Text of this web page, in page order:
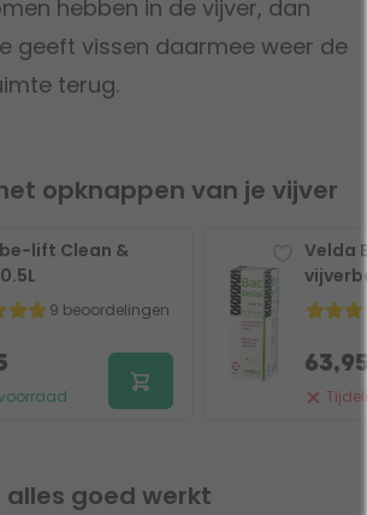
hebben in de vijver, dan
geeft vissen daarmee weer de
terug.
opknappen van je vijver
lift Clean &
9 beoordelingen
Velda
alles goed werkt